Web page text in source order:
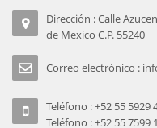
Dirección : Calle
de Mexico C.P. 55240
Correo electrónico :
Teléfono : +52 55 5929
Teléfono : +52 55 7599